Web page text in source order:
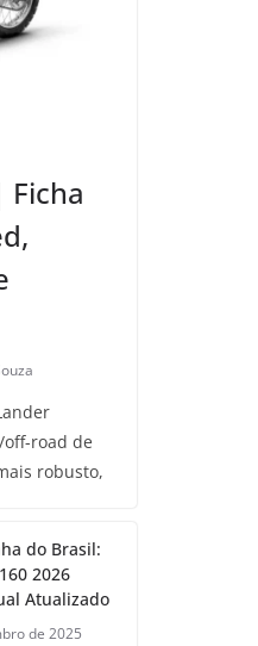
Ficha
off-road de
robusto,
do Brasil:
2026
Atualizado
de 2025